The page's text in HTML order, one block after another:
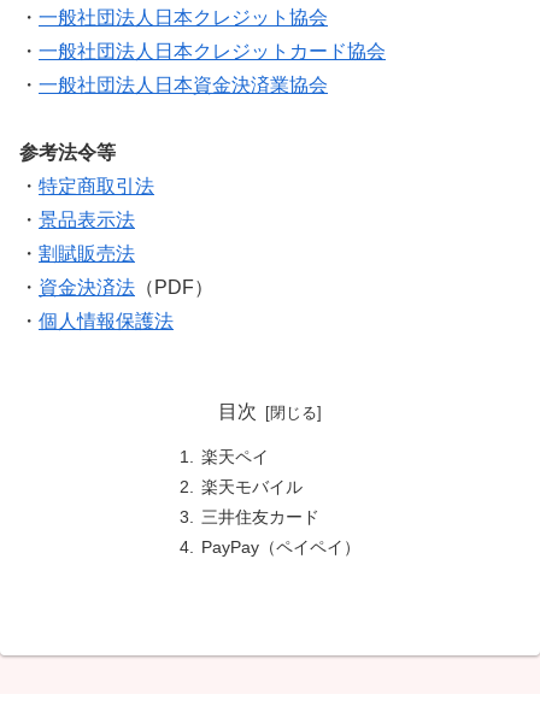
・ 一般社団法人日本クレジット協会
・ 一般社団法人日本クレジットカード協会
・ 一般社団法人日本資金決済業協会
参考法令等
・ 特定商取引法
・ 景品表示法
・ 割賦販売法
・ 資金決済法 （PDF）
・ 個人情報保護法
目次
楽天ペイ
楽天モバイル
三井住友カード
PayPay（ペイペイ）